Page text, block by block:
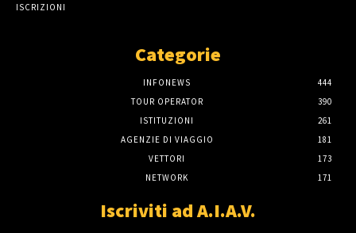
ISCRIZIONI
Categorie
INFONEWS
444
TOUR OPERATOR
390
ISTITUZIONI
261
AGENZIE DI VIAGGIO
181
VETTORI
173
NETWORK
171
Iscriviti ad A.I.A.V.